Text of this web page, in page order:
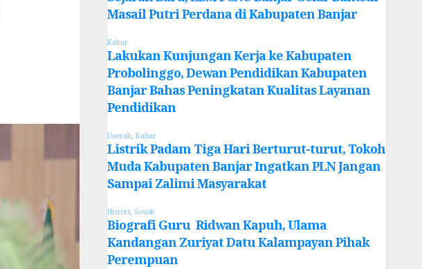
Masail Putri Perdana di Kabupaten Banjar
Kabar
Lakukan Kunjungan Kerja ke Kabupaten
Probolinggo, Dewan Pendidikan Kabupaten
Banjar Bahas Peningkatan Kualitas Layanan
Pendidikan
Daerah, Kabar
Listrik Padam Tiga Hari Berturut-turut, Tokoh
Muda Kabupaten Banjar Ingatkan PLN Jangan
Sampai Zalimi Masyarakat
Histori, Sosok
Biografi Guru Ridwan Kapuh, Ulama
Kandangan Zuriyat Datu Kalampayan Pihak
Perempuan